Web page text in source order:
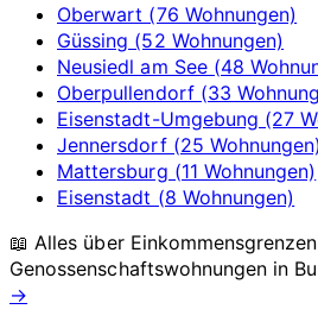
Oberwart (76 Wohnungen)
Güssing (52 Wohnungen)
Neusiedl am See (48
Oberpullendorf (33
Eisenstadt-Umgebung (27
Jennersdorf (25 Wohnungen)
Mattersburg (11 Wohnungen)
Eisenstadt (8 Wohnungen)
📖 Alles über
Genossenschaftswohnungen in
→